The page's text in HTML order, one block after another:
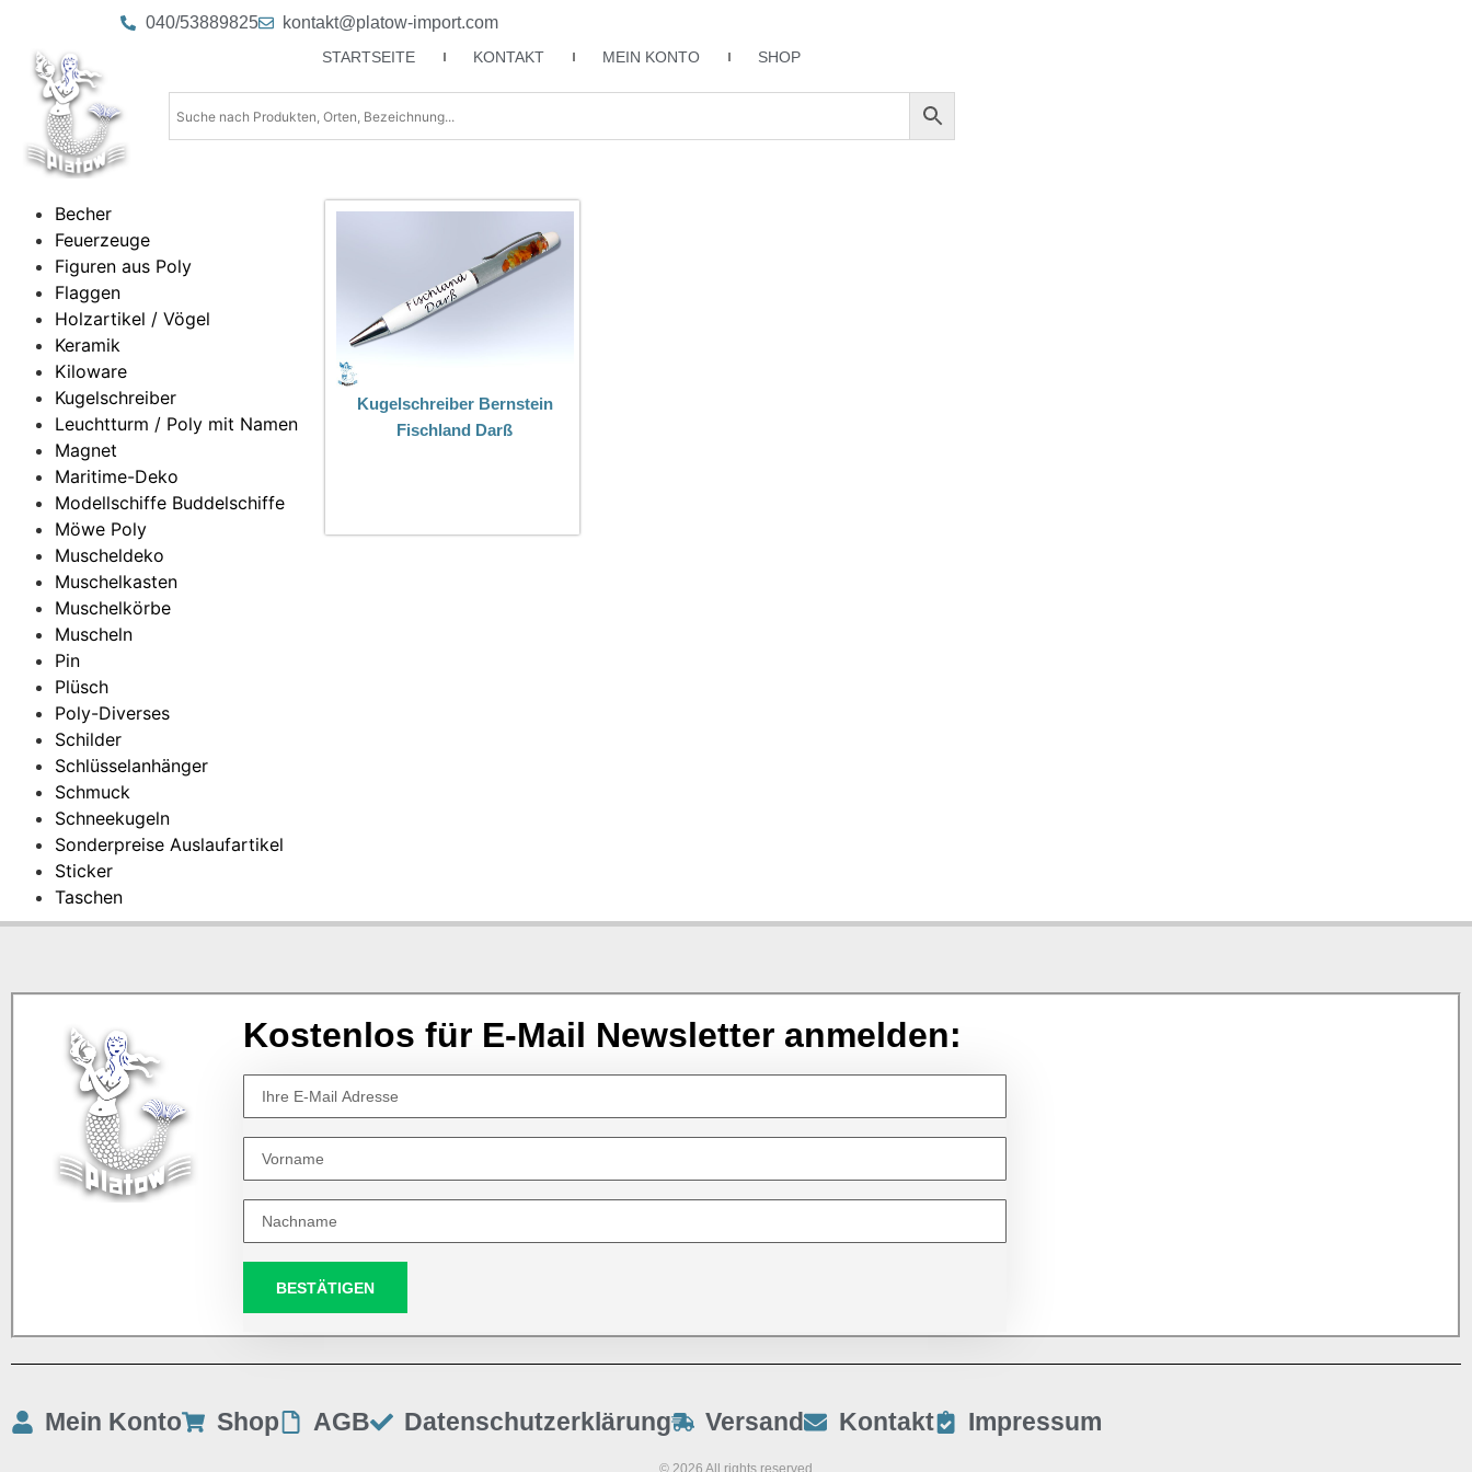
040/53889825 kontakt@platow-import.com
STARTSEITE KONTAKT MEIN KONTO SHOP
Becher
Feuerzeuge
Figuren aus Poly
Flaggen
Holzartikel / Vögel
Keramik
Kiloware
Kugelschreiber
Leuchtturm / Poly mit Namen
Magnet
Maritime-Deko
Modellschiffe Buddelschiffe
Möwe Poly
Muscheldeko
Muschelkasten
Muschelkörbe
Muscheln
Pin
Plüsch
Poly-Diverses
Schilder
Schlüsselanhänger
Schmuck
Schneekugeln
Sonderpreise Auslaufartikel
Sticker
Taschen
Kugelschreiber Bernstein
Fischland Darß
Kostenlos für E-Mail Newsletter anmelden:
BESTÄTIGEN
Mein Konto Shop AGB Datenschutzerklärung Versand Kontakt Impressum